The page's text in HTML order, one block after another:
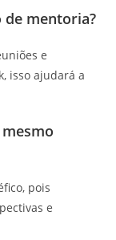
de mentoria?
e
isso ajudará a
pois
e